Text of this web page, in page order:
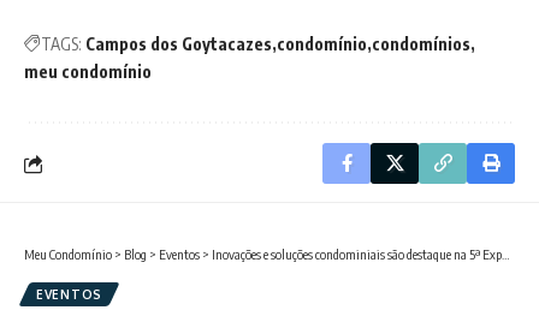
TAGS: Campos dos Goytacazes condomínio condomínios
meu condomínio
Meu Condomínio > Blog > Eventos > Inovações e soluções condominiais são destaque na 5ª Expo Meu Condomínio
EVENTOS